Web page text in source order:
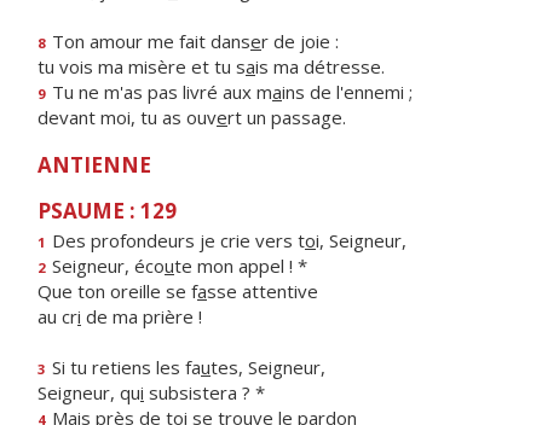
8 Ton amour me fait danser de joie :
tu vois ma misère et tu sais ma détresse.
9 Tu ne m'as pas livré aux mains de l'ennemi ;
devant moi, tu as ouvert un passage.
ANTIENNE
PSAUME : 129
1 Des profondeurs je crie vers toi, Seigneur,
2 Seigneur, écoute mon appel ! *
Que ton oreille se fasse attentive
au cri de ma prière !
3 Si tu retiens les fautes, Seigneur,
Seigneur, qui subsistera ? *
4 Mais près de toi se trouve le pardon